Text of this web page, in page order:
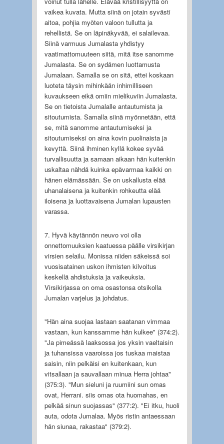
vaikea kuvata. Mutta siinä on jotain syvästi
aitoa, pohjia myöten valoon tullutta ja
rehellistä. Se on läpinäkyvää, ei salailevaa.
Siinä varmuus Jumalasta yhdistyy
vaatimattomuuteen siitä, mitä itse sanomme
Jumalasta. Se on sydämen luottamusta
Jumalaan. Samalla se on sitä, ettei koskaan
luoteta täysin mihinkään inhimilliseen
kuvaukseen eikä omiin mielikuviin Jumalasta.
Se on tietoista Jumalalle antautumista ja
sitoutumista. Samalla siinä myönnetään, että
se, mitä sanomme antautumiseksi ja
sitoutumiseksi on aina kovin puolinaista ja
kevyttä. Siinä ihminen kyllä kokee syvää
turvallisuutta ja samaan aikaan hän kuitenkin
uskaltaa nähdä kuinka epävarmaa kaikki on
hänen elämässään. Se on uskallusta elää
uhanalaisena ja kuitenkin rohkeutta elää
iloisena ja luottavaisena Jumalan lupausten
varassa.
7. Hyvä käytännön neuvo voi olla
onnettomuuksien kaatuessa päälle virsikirjan
virsien selailu. Monissa niiden säkeissä soi
vuosisatainen uskon ihmisten kilvoitus
keskellä ahdistuksia ja vaikeuksia.
Virsikirjassa on oma osastonsa otsikolla
Jumalan varjelus ja johdatus.
"Hän aina suojaa lastaan saatanan vimmaa
vastaan, kun kanssamme hän kulkee" (374:2).
"Ja pimeässä laaksossa jos yksin vaeltaisin
ja tuhansissa vaaroissa jos tuskaa maistaa
saisin, niin pelkäisi en kuitenkaan, kun
vitsallaan ja sauvallaan minua Herra johtaa"
(375:3). "Mun sieluni ja ruumiini sun omas
ovat, Herrani. siis omas ota huomahas, en
pelkää sinun suojassas" (377:2). "Ei itku, huoli
auta, odota Jumalaa. Myös ristin antaessaan
hän siunaa, rakastaa" (379:2).